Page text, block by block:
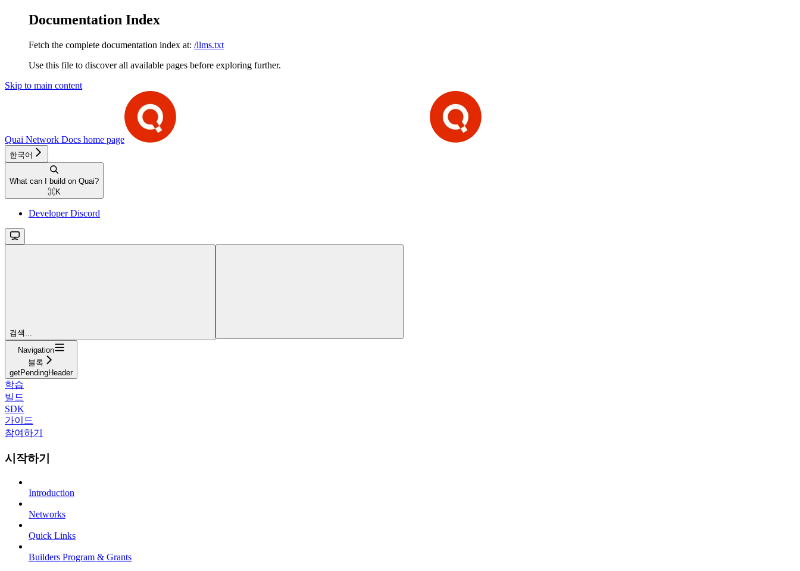
Documentation Index
Fetch the complete documentation index at: /llms.txt
Use this file to discover all available pages before exploring further.
Skip to main content
Quai Network Docs home page
한국어
What can I build on Quai?
⌘K
Developer Discord
검색...
Navigation
블록
getPendingHeader
학습
빌드
SDK
가이드
참여하기
시작하기
Introduction
Networks
Quick Links
Builders Program & Grants